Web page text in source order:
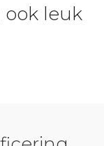
ook leuk